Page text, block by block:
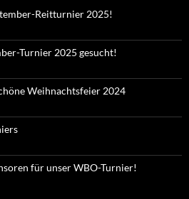
Reitturnier 2025!
Turnier 2025 gesucht!
Weihnachtsfeier 2024
für unser WBO-Turnier!